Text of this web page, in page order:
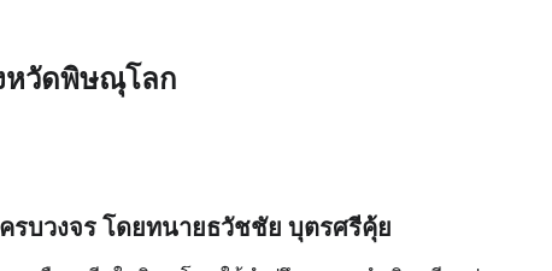
หวัดพิษณุโลก
รบวงจร โดยทนายธวัชชัย บุตรศรีคุ้ย